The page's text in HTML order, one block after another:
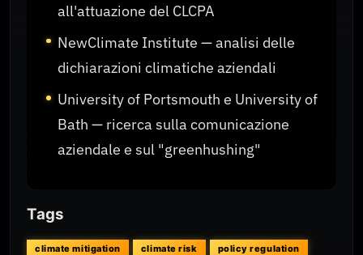
all'attuazione del CLCPA
NewClimate Institute — analisi delle
dichiarazioni climatiche aziendali
University of Portsmouth e University of
Bath — ricerca sulla comunicazione
aziendale e sul "greenhushing"
Tags
climate mitigation climate risk
policy regulation